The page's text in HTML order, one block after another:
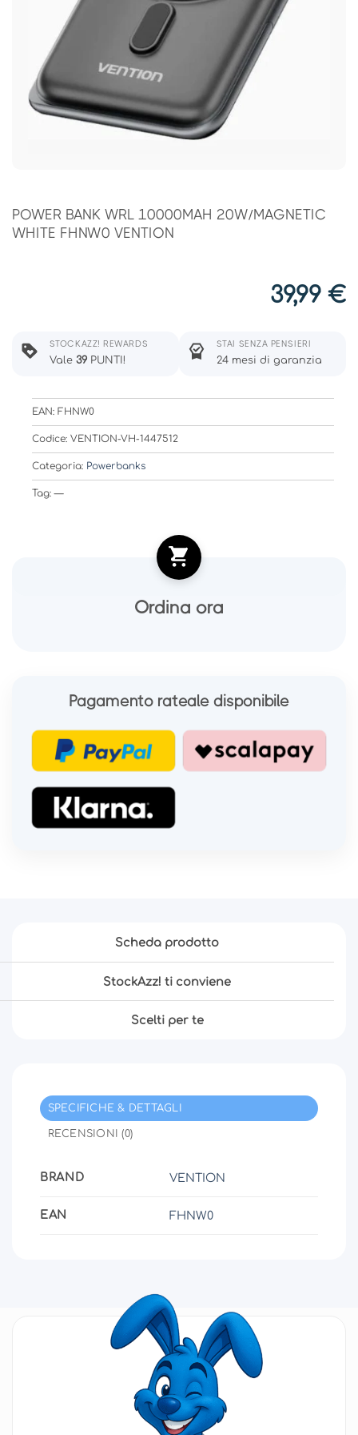
POWER BANK WRL 10000MAH 20W/MAGNETIC
WHITE FHNW0 VENTION
39,99 €
STOCKAZZ! REWARDS
Vale 39 PUNTI!
STAI SENZA PENSIERI
24 mesi di garanzia
EAN: FHNW0
Codice: VENTION-VH-1447512
Categoria: Powerbanks
Tag: —
Ordina ora
Pagamento rateale disponibile
Scheda prodotto
StockAzz! ti conviene
Scelti per te
SPECIFICHE & DETTAGLI
RECENSIONI (0)
BRAND VENTION
EAN FHNW0